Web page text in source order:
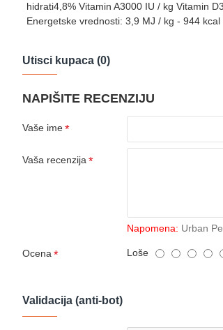
hidrati4,8% Vitamin A3000 IU / kg Vitamin
Energetske vrednosti: 3,9 MJ / kg - 944 kcal
Utisci kupaca (0)
NAPIŠITE RECENZIJU
Vaše ime
Vaša recenzija
Napomena: Urban
Ocena Loše
Validacija (anti-bot)